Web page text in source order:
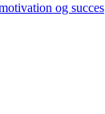
og succes